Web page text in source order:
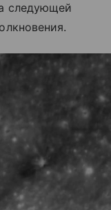
следующей